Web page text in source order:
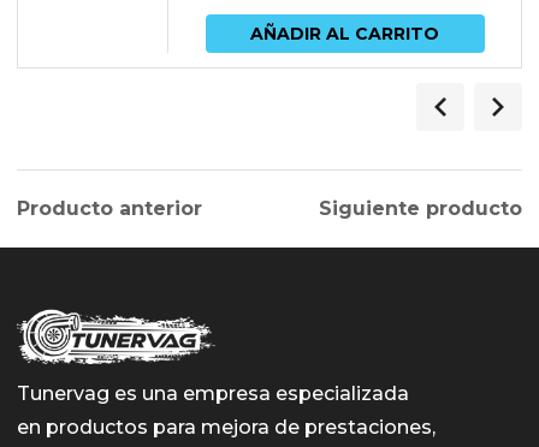
AÑADIR AL CARRITO
Producto anterior Siguiente producto
Tunervag es una empresa especializada
en productos para mejora de prestaciones,